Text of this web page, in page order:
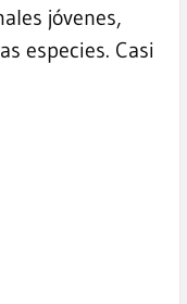
jóvenes,
especies. Casi